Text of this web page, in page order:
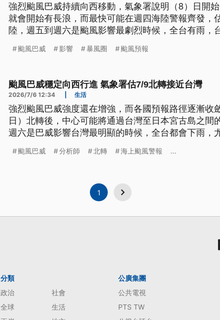
強烈颱風巴威持續向西移動，氣象署說明（8）日開
就會開始有長浪，而最快可能在週四海陸警報齊發，
陸，週五到週六是颱風影響最劇烈時候，全台有雨，
颱風巴威 影響 暴風圈 颱風預報
颱風巴威穩定向西行進 氣象署估7/9北轉接近台灣
2026/7/6 12:34 生活
強烈颱風巴威強度還在增強，而各國預報路徑逐漸收
日）北轉後，中心可能將通過台灣至日本宮古島之間
週六是巴威影響台灣最明顯的時候，全台都會下雨，
颱風巴威 分析師 北轉 海上颱風警報 ...
1
分類
政治
社會
全球
生活
公廣集團
公共電視
PTS TW